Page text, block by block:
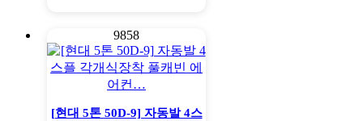
9858
[현대 5톤 50D-9] 자동발 4스